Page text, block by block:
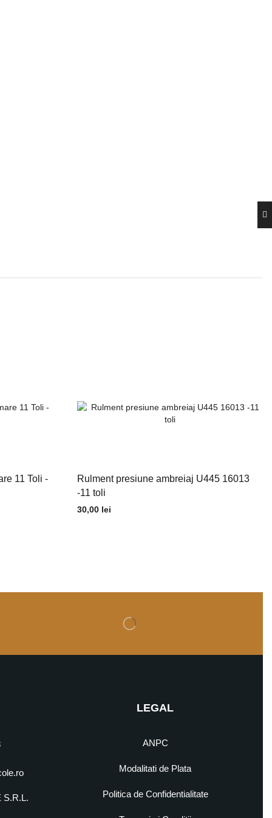
11 Toli -
Rulment presiune ambreiaj U445 16013
-11 toli
30,00 lei
S.R.L.
LEGAL
ANPC
Modalitati de Plata
Politica de Confidentialitate